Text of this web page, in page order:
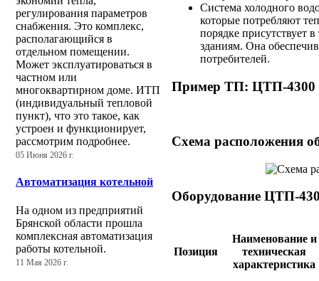
регулирования параметров
снабжения. Это комплекс,
располагающийся в
отдельном помещении.
Может эксплуатироваться в
частном или
многоквартирном доме. ИТП
(индивидуальный тепловой
пункт), что это такое, как
устроен и функционирует,
рассмотрим подробнее.
05 Июня 2026 г.
Автоматизация котельной
На одном из предприятий
Брянской области прошла
комплексная автоматизация
работы котельной.
11 Мая 2026 г.
Система холодного
которые потребляют
порядке присутствует
зданиям. Она
потребителей.
Пример ТП: ЦТП-4300
Схема расположения
Оборудование ЦТП-
Позиция
Наименование и
техническая
характеристика